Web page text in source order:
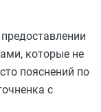
которые не
пояснений по
с